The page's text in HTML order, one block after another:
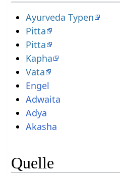
Ayurveda Typen
Pitta
Pitta
Kapha
Vata
Engel
Adwaita
Adya
Akasha
Quelle